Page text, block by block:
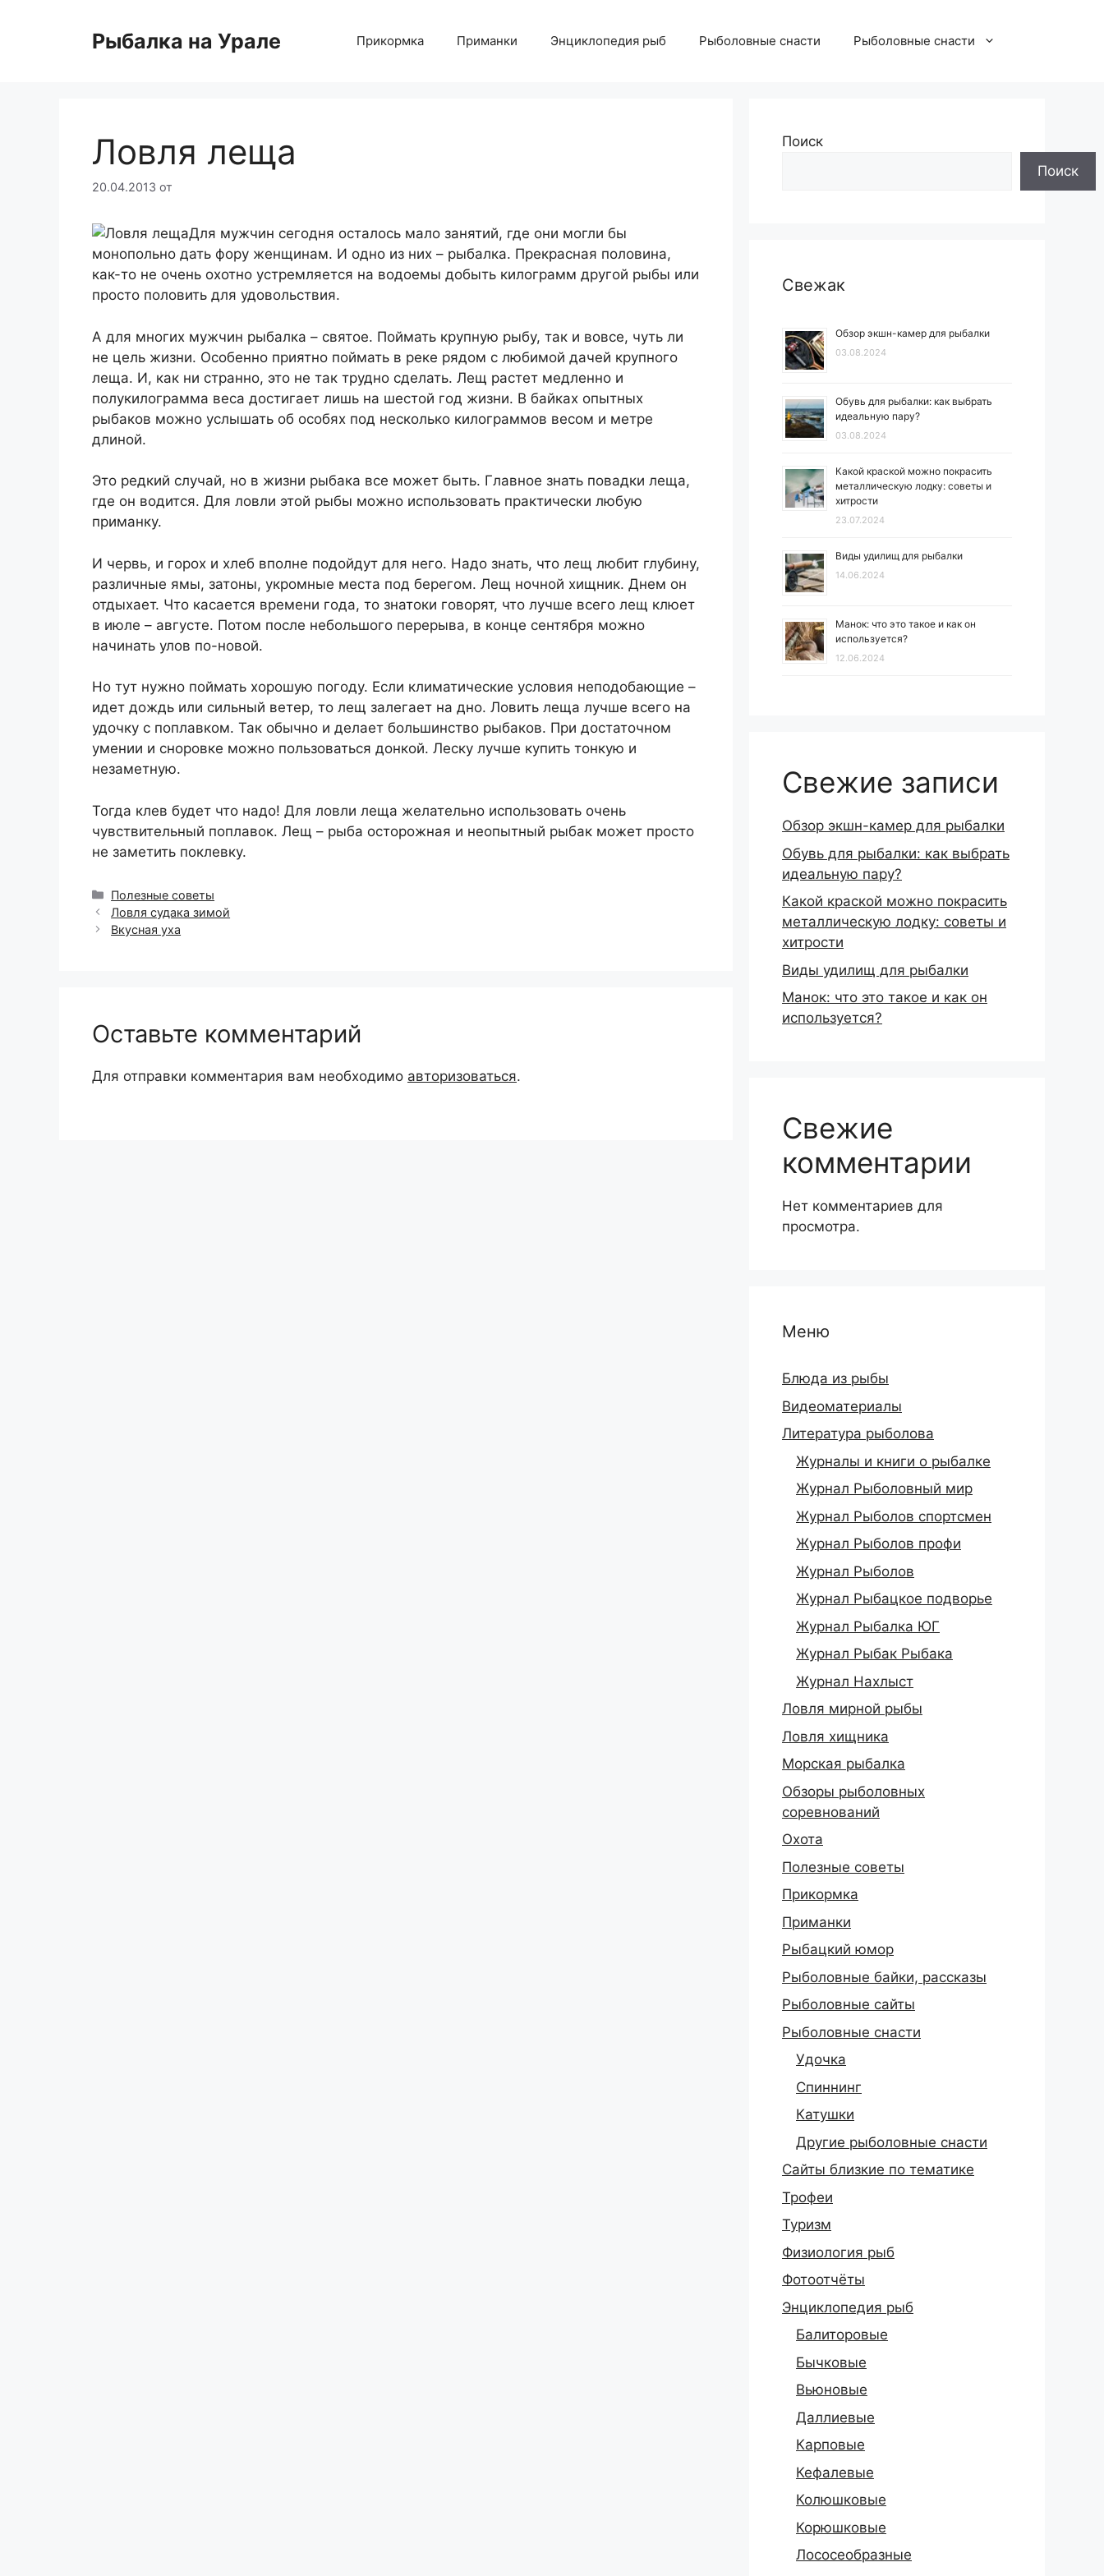
содержимомуРыбалка на Урале Прикормка Приманки Энциклопедия рыб Рыболовные снасти Рыболовные снасти
Ловля леща
20.04.2013 от
Для мужчин сегодня осталось мало занятий, где они могли бы
монопольно дать фору женщинам. И одно из них – рыбалка. Прекрасная половина,
как-то не очень охотно устремляется на водоемы добыть килограмм другой рыбы или
просто половить для удовольствия.
А для многих мужчин рыбалка – святое. Поймать крупную рыбу, так и вовсе, чуть ли
не цель жизни. Особенно приятно поймать в реке рядом с любимой дачей крупного
леща. И, как ни странно, это не так трудно сделать. Лещ растет медленно и
полукилограмма веса достигает лишь на шестой год жизни. В байках опытных
рыбаков можно услышать об особях под несколько килограммов весом и метре
длиной.
Это редкий случай, но в жизни рыбака все может быть. Главное знать повадки леща,
где он водится. Для ловли этой рыбы можно использовать практически любую
приманку.
И червь, и горох и хлеб вполне подойдут для него. Надо знать, что лещ любит глубину,
различные ямы, затоны, укромные места под берегом. Лещ ночной хищник. Днем он
отдыхает. Что касается времени года, то знатоки говорят, что лучше всего лещ клюет
в июле – августе. Потом после небольшого перерыва, в конце сентября можно
начинать улов по-новой.
Но тут нужно поймать хорошую погоду. Если климатические условия неподобающие –
идет дождь или сильный ветер, то лещ залегает на дно. Ловить леща лучше всего на
удочку с поплавком. Так обычно и делает большинство рыбаков. При достаточном
умении и сноровке можно пользоваться донкой. Леску лучше купить тонкую и
незаметную.
Тогда клев будет что надо! Для ловли леща желательно использовать очень
чувствительный поплавок. Лещ – рыба осторожная и неопытный рыбак может просто
не заметить поклевку.
Рубрики
Полезные советы
Ловля судака зимой
Вкусная уха
Оставьте комментарий
Для отправки комментария вам необходимо авторизоваться.
Поиск
Поиск
Свежак
Обзор экшн-камер для рыбалки
03.08.2024
Обувь для рыбалки: как выбрать
идеальную пару?
03.08.2024
Какой краской можно покрасить
металлическую лодку: советы и
хитрости
23.07.2024
Виды удилищ для рыбалки
14.06.2024
Манок: что это такое и как он
используется?
12.06.2024
Свежие записи
Обзор экшн-камер для рыбалки
Обувь для рыбалки: как выбрать
идеальную пару?
Какой краской можно покрасить
металлическую лодку: советы и
хитрости
Виды удилищ для рыбалки
Манок: что это такое и как он
используется?
Свежие
комментарии
Нет комментариев для
просмотра.
Меню
Блюда из рыбы
Видеоматериалы
Литература рыболова
Журналы и книги о рыбалке
Журнал Рыболовный мир
Журнал Рыболов спортсмен
Журнал Рыболов профи
Журнал Рыболов
Журнал Рыбацкое подворье
Журнал Рыбалка ЮГ
Журнал Рыбак Рыбака
Журнал Нахлыст
Ловля мирной рыбы
Ловля хищника
Морская рыбалка
Обзоры рыболовных
соревнований
Охота
Полезные советы
Прикормка
Приманки
Рыбацкий юмор
Рыболовные байки, рассказы
Рыболовные сайты
Рыболовные снасти
Удочка
Спиннинг
Катушки
Другие рыболовные снасти
Сайты близкие по тематике
Трофеи
Туризм
Физиология рыб
Фотоотчёты
Энциклопедия рыб
Балиторовые
Бычковые
Вьюновые
Даллиевые
Карповые
Кефалевые
Колюшковые
Корюшковые
Лососеобразные